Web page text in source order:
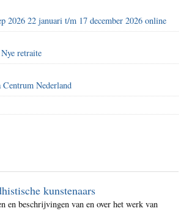
2026 22 januari t/m 17 december 2026 online
retraite
Nederland
kunstenaars
en beschrijvingen van en over het werk van